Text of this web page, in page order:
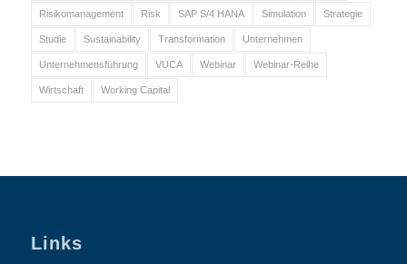
Risikomanagement Risk SAP S/4 HANA Simulation Strategie
Studie Sustainability Transformation Unternehmen
Unternehmensführung VUCA Webinar Webinar-Reihe
Wirtschaft Working Capital
Links